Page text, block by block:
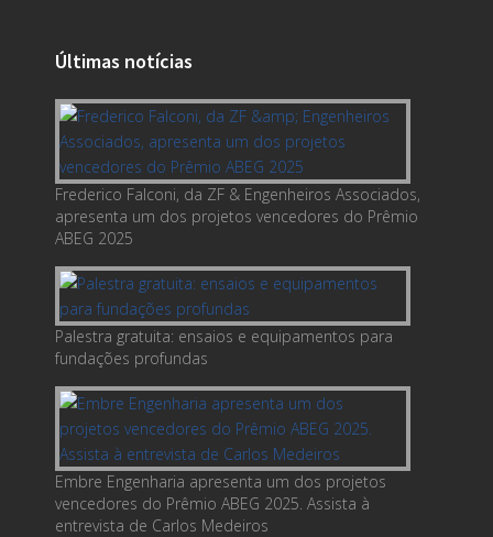
Últimas notícias
Frederico Falconi, da ZF & Engenheiros Associados,
apresenta um dos projetos vencedores do Prêmio
ABEG 2025
Palestra gratuita: ensaios e equipamentos para
fundações profundas
Embre Engenharia apresenta um dos projetos
vencedores do Prêmio ABEG 2025. Assista à
entrevista de Carlos Medeiros